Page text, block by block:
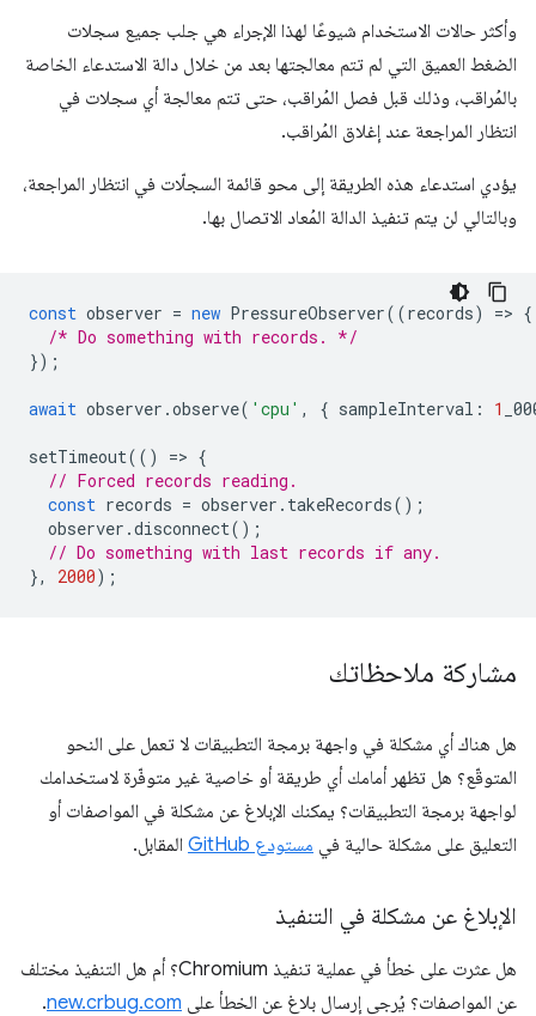
وأكثر حالات الاستخدام شيوعًا لهذا الإجراء هي جلب جميع سجلات
الضغط العميق التي لم تتم معالجتها بعد من خلال دالة الاستدعاء الخاصة
بالمُراقب، وذلك قبل فصل المُراقب، حتى تتم معالجة أي سجلات في
انتظار المراجعة عند إغلاق المُراقب.
يؤدي استدعاء هذه الطريقة إلى محو قائمة السجلّات في انتظار المراجعة،
وبالتالي لن يتم تنفيذ الدالة المُعاد الاتصال بها.
const observer = new PressureObserver((records) => {
/* Do something with records. */
});
await observer .observe( 'cpu' , { sampleInterval : 1
setTimeout(() => {
// Forced records reading.
const records = observer . takeRecords();
observer .disconnect();
// Do something with last records if any.
},
2000);
مشاركة ملاحظاتك
هل هناك أي مشكلة في واجهة برمجة التطبيقات لا تعمل على النحو
المتوقّع؟ هل تظهر أمامك أي طريقة أو خاصية غير متوفّرة لاستخدامك
لواجهة برمجة التطبيقات؟ يمكنك الإبلاغ عن مشكلة في المواصفات أو
التعليق على مشكلة حالية في مستودع GitHub المقابل.
الإبلاغ عن مشكلة في التنفيذ
هل عثرت على خطأ في عملية تنفيذ Chromium؟ أم هل التنفيذ مختلف
عن المواصفات؟ يُرجى إرسال بلاغ عن الخطأ على new.crbug.com
.